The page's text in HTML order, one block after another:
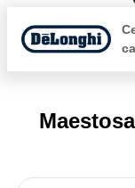
Maestosa